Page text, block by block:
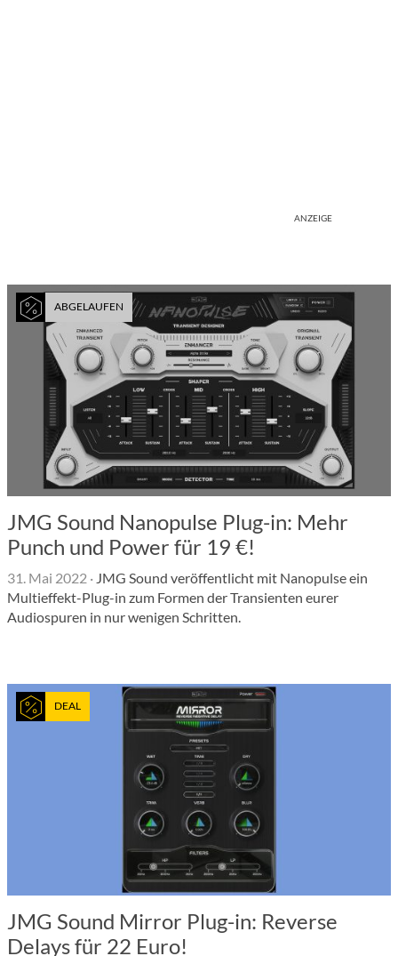
ANZEIGE
ABGELAUFEN
JMG Sound Nanopulse Plug-in: Mehr
Punch und Power für 19 €!
31. Mai 2022 · JMG Sound veröffentlicht mit Nanopulse ein
Multieffekt-Plug-in zum Formen der Transienten eurer
Audiospuren in nur wenigen Schritten.
DEAL
JMG Sound Mirror Plug-in: Reverse
Delays für 22 Euro!